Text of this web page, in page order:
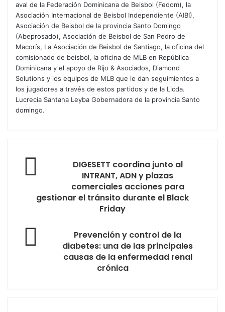
aval de la Federación Dominicana de Beisbol (Fedom), la
Asociación Internacional de Beisbol Independiente (AIBI),
Asociación de Beisbol de la provincia Santo Domingo
(Abeprosado), Asociación de Beisbol de San Pedro de
Macorís, La Asociación de Beisbol de Santiago, la oficina del
comisionado de beisbol, la oficina de MLB en República
Dominicana y el apoyo de Rijo & Asociados, Diamond
Solutions y los equipos de MLB que le dan seguimientos a
los jugadores a través de estos partidos y de la Licda.
Lucrecia Santana Leyba Gobernadora de la provincia Santo
domingo.
DIGESETT coordina junto al
INTRANT, ADN y plazas
comerciales acciones para
gestionar el tránsito durante el Black
Friday
Prevención y control de la
diabetes: una de las principales
causas de la enfermedad renal
crónica